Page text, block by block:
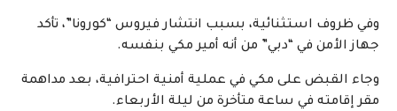
وفي ظروف استثنائية، بسبب انتشار فيروس “كورونا”، تأكد
جهاز الأمن في “دبي” من أنه أمير مكي بنفسه.
وجاء القبض على مكي في عملية أمنية احترافية، بعد مداهمة
مقر إقامته في ساعة متأخرة من ليلة الأربعاء.